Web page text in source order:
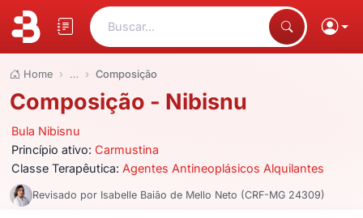
Buscar...
Home … Composição
Composição - Nibisnu
Bula Nibisnu
Princípio ativo: Carmustina
Classe Terapêutica: Agentes Antineoplásicos Alquilantes
Revisado por Isabelle Baião de Mello Neto (CRF-MG 24309)